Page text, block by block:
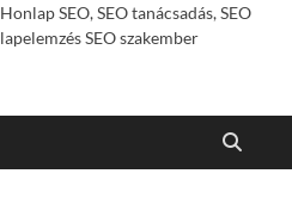
SEO, SEO tanácsadás, SEO
SEO szakember